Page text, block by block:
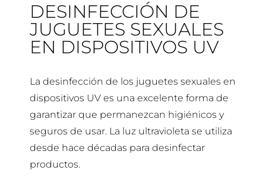
DESINFECCIÓN DE
JUGUETES SEXUALES
EN DISPOSITIVOS UV
La desinfección de los juguetes sexuales en
dispositivos UV es una excelente forma de
garantizar que permanezcan higiénicos y
seguros de usar. La luz ultravioleta se utiliza
desde hace décadas para desinfectar
productos.